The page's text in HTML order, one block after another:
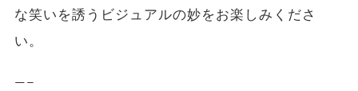
な笑いを誘うビジュアルの妙をお楽しみくださ
い。
—–